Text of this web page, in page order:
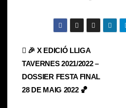
Navegación
de
entradas
🎉 X EDICIÓ LLIGA
TAVERNES 2021/2022 –
DOSSIER FESTA FINAL
28 DE MAIG 2022 🏀